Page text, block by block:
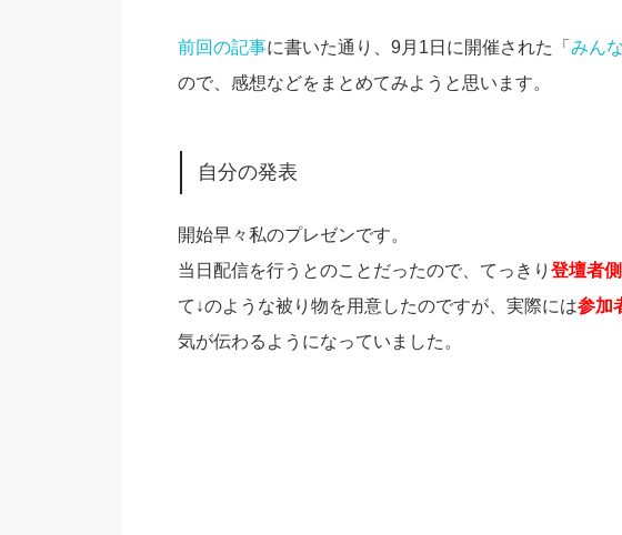
前回の記事に書いた通り、9月1日に開催された「 みん
ので、感想などをまとめてみようと思います。
自分の発表
開始早々私のプレゼンです。
当日配信を行うとのことだったので、てっきり 登壇者
て↓のような被り物を用意したのですが、実際には参加
気が伝わるようになっていました。